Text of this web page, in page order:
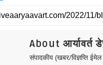
About आर्यावर्त
संपादकीय (खबर/विज्ञप्ति